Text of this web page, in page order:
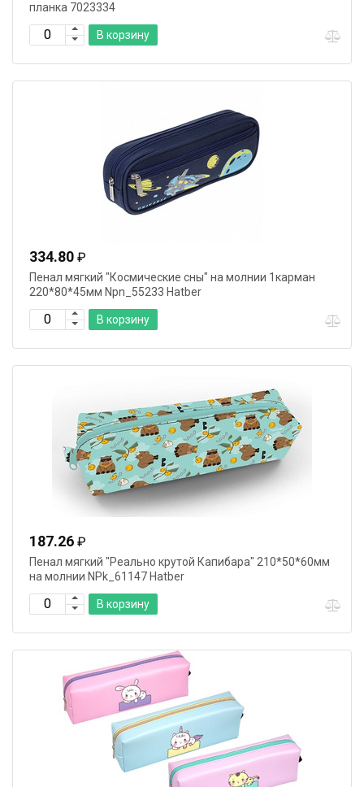
планка 7023334
В корзину
334.80 ₽
Пенал мягкий "Космические сны" на молнии 1карман
220*80*45мм Npn_55233 Hatber
В корзину
187.26 ₽
Пенал мягкий "Реально крутой Капибара" 210*50*60мм
на молнии NPk_61147 Hatber
В корзину